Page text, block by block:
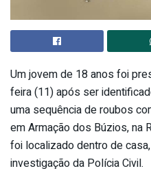
Um jovem de 18 anos foi
feira (11) após ser
uma sequência de roubos
em Armação dos Búzios, na
foi localizado dentro de
investigação da Polícia Civil.